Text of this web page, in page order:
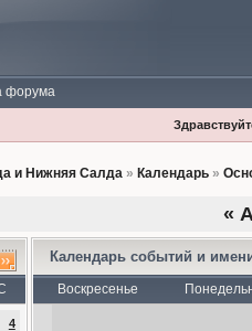
форума
и Нижняя Салда» Календарь»
«
4
Календарь событий и
Воскресенье